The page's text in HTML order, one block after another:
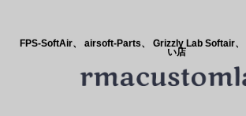
FPS-SoftAir、 airsoft-Parts、 Grizzly Lab Softair、
い店